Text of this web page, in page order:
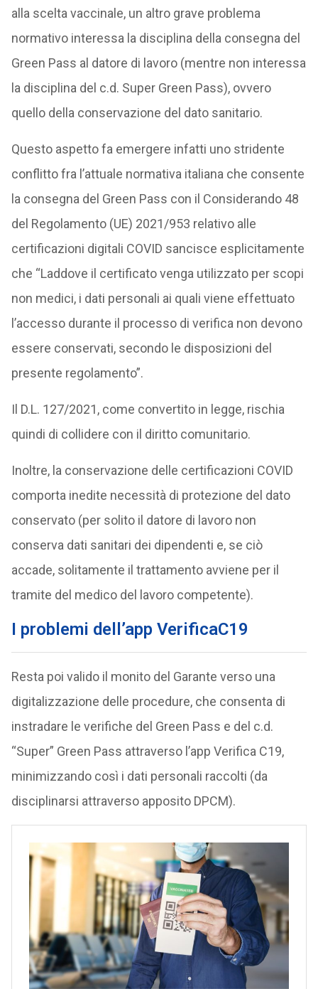
alla scelta vaccinale, un altro grave problema
normativo interessa la disciplina della consegna del
Green Pass al datore di lavoro (mentre non interessa
la disciplina del c.d. Super Green Pass), ovvero
quello della conservazione del dato sanitario.
Questo aspetto fa emergere infatti uno stridente
conflitto fra l’attuale normativa italiana che consente
la consegna del Green Pass con il Considerando 48
del Regolamento (UE) 2021/953 relativo alle
certificazioni digitali COVID sancisce esplicitamente
che “Laddove il certificato venga utilizzato per scopi
non medici, i dati personali ai quali viene effettuato
l’accesso durante il processo di verifica non devono
essere conservati, secondo le disposizioni del
presente regolamento”.
Il D.L. 127/2021, come convertito in legge, rischia
quindi di collidere con il diritto comunitario.
Inoltre, la conservazione delle certificazioni COVID
comporta inedite necessità di protezione del dato
conservato (per solito il datore di lavoro non
conserva dati sanitari dei dipendenti e, se ciò
accade, solitamente il trattamento avviene per il
tramite del medico del lavoro competente).
I problemi dell’app VerificaC19
Resta poi valido il monito del Garante verso una
digitalizzazione delle procedure, che consenta di
instradare le verifiche del Green Pass e del c.d.
“Super” Green Pass attraverso l’app Verifica C19,
minimizzando così i dati personali raccolti (da
disciplinarsi attraverso apposito DPCM).